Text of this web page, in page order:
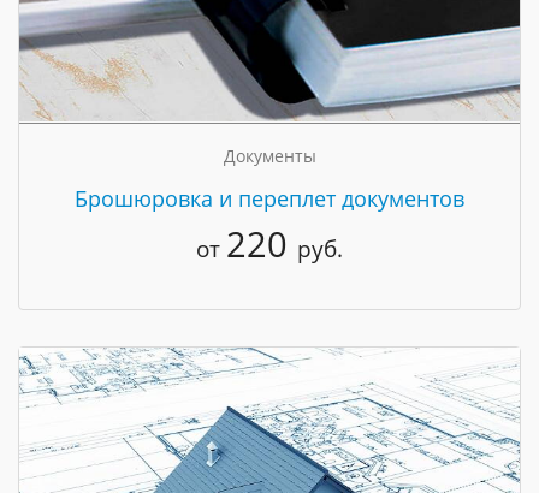
Документы
Брошюровка и переплет документов
от 220 руб.